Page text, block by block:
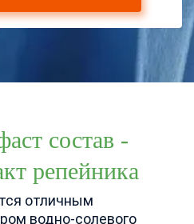
состав -
репейника
отличным
водно-солевого